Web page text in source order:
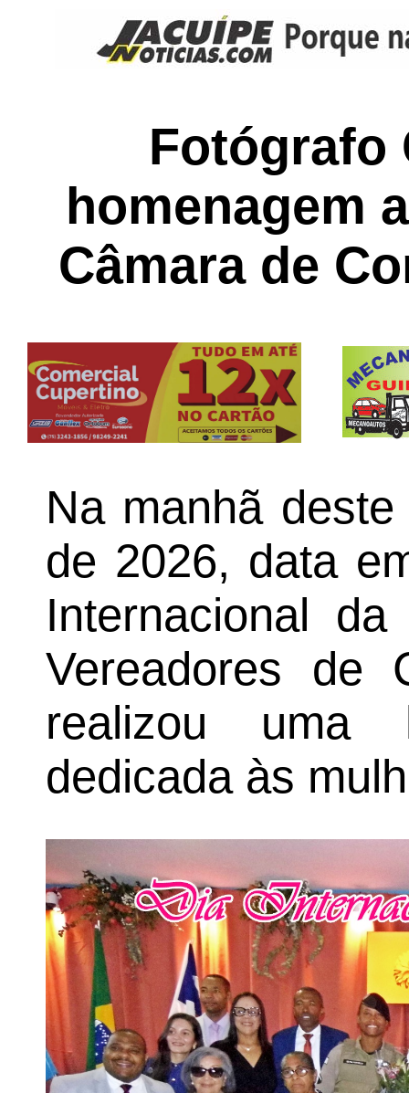
Fotógrafo
homenagem
Câmara de
Na manhã
de 2026, data
Internacional
Vereadores de
realizou uma
dedicada às